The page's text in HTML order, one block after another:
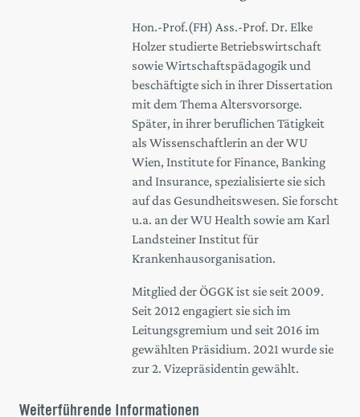
Hon.-Prof.(FH) Ass.-Prof. Dr. Elke
Holzer studierte Betriebswirtschaft
sowie Wirtschaftspädagogik und
beschäftigte sich in ihrer Dissertation
mit dem Thema Altersvorsorge.
Später, in ihrer beruflichen Tätigkeit
als Wissenschaftlerin an der WU
Wien, Institute for Finance, Banking
and Insurance, spezialisierte sie sich
auf das Gesundheitswesen. Sie forscht
u.a. an der WU Health sowie am Karl
Landsteiner Institut für
Krankenhausorganisation.
Mitglied der ÖGGK ist sie seit 2009.
Seit 2012 engagiert sie sich im
Leitungsgremium und seit 2016 im
gewählten Präsidium. 2021 wurde sie
zur 2. Vizepräsidentin gewählt.
Weiterführende Informationen